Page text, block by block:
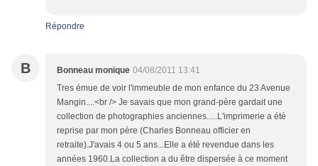
Répondre
B Bonneau monique 04/08/2011 13:41
Tres émue de voir l'immeuble de mon enfance du 23 Avenue
Mangin....<br /> Je savais que mon grand-père gardait une
collection de photographies anciennes.....L'imprimerie a été
reprise par mon père (Charles Bonneau officier en
retraite).J'avais 4 ou 5 ans...Elle a été revendue dans les
années 1960.La collection a du être dispersée à ce moment